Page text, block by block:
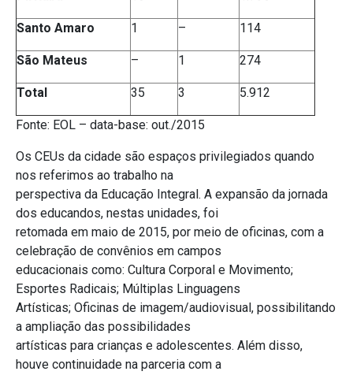
Santo Amaro 1 – 114
São Mateus – 1 274
Total 35 3 5.912
Fonte: EOL – data-base: out./2015
Os CEUs da cidade são espaços privilegiados quando
nos referimos ao trabalho na
perspectiva da Educação Integral. A expansão da jornada
dos educandos, nestas unidades, foi
retomada em maio de 2015, por meio de oficinas, com a
celebração de convênios em campos
educacionais como: Cultura Corporal e Movimento;
Esportes Radicais; Múltiplas Linguagens
Artísticas; Oficinas de imagem/audiovisual, possibilitando
a ampliação das possibilidades
artísticas para crianças e adolescentes. Além disso,
houve continuidade na parceria com a